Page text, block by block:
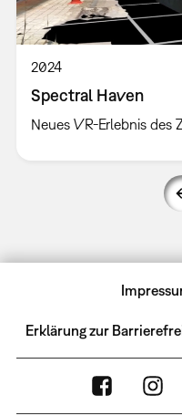
2024
Spectral Haven
Neues VR-Erlebnis des
Erklärung zur